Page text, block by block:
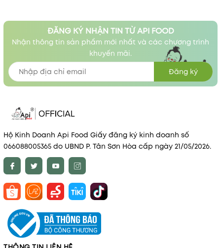
ĐĂNG KÝ NHẬN TIN TỪ API FOOD
Nhận thông tin sản phẩm mới nhất và các chương trình
khuyến mãi.
Đăng ký
Hộ Kinh Doanh Api Food Giấy đăng ký kinh doanh số
066088005365 do UBND P. Tân Sơn Hòa cấp ngày 21/05/2026.